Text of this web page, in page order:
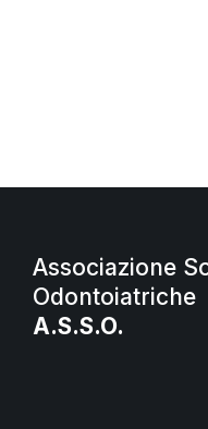
Associazione
Odontoiatriche
A.S.S.O.